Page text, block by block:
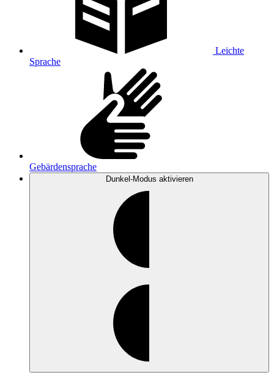
Leichte
Sprache
Gebärdensprache
Dunkel-Modus aktivieren